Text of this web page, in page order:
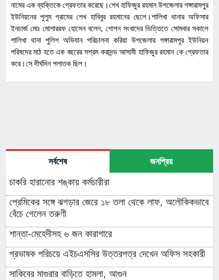
নামের এক ব্যক্তিকে গ্রেফতার করেছে।শেখ হাফিজুর রহমান উপজেলার গঙ্গারামপুর
ইউনিয়নের পুলুম গ্রামের শেখ হাবিবুর রহমানের ছেলে।শালিখা থানার অফিসার
ইনচার্জ মোঃ মোশাররফ হোসেন বলেন, গোপন সংবাদের ভিত্তিতে সোমবার সকালে
শালিখা থানা পুলিশ অভিযান পরিচালনা করিয়া উপজেলার গঙ্গারামপুর ইউনিয়ন
পরিষদের মাঠ হতে এক বছরের সশ্রম করাদন্ড আসামী হাফিজুর রহমান কে গ্রেফতার
করে।সে দীর্ঘদিন পলাতক ছিল।
সর্বশেষ জনপ্রিয়
চাকরি হারানোর শঙ্কায় কর্মচারীরা
প্রেমিকের সঙ্গে ঝগড়ার জেরে ১৮ তলা থেকে লাফ, অলৌকিকভাবে
বেঁচে গেলেন তরুণী
শান্তা-মেহেদীসহ ৬ জন কারাগারে
প্রভাষক পরিচয়ে এইচএসসির উত্তরপত্র দেখেন অফিস সহকারী
সাকিবের মাগুরার বাড়িতে হামলা, আগুন